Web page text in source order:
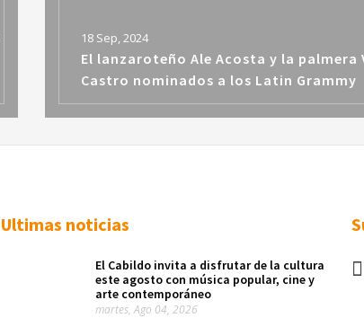
18 Sep, 2024
El lanzaroteño Ale Acosta y la palmera
Castro nominados a los Latin Grammy
Ultimas noticias
El Cabildo invita a disfrutar de la cultura
este agosto con música popular, cine y
arte contemporáneo
martes, Ago 04, 2026